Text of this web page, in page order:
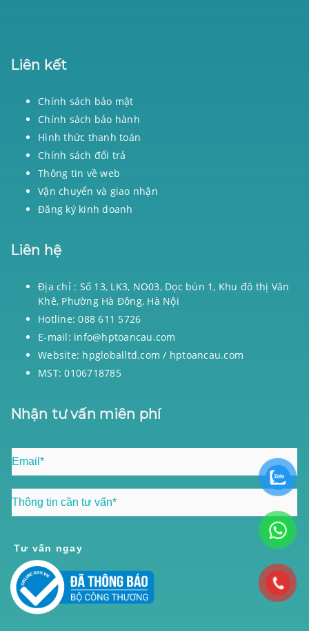
Liên kết
Chính sách bảo mật
Chính sách bảo hành
Hình thức thanh toán
Chính sách đổi trả
Thông tin về web
Vận chuyển và giao nhận
Đăng ký kinh doanh
Liên hệ
Địa chỉ : Số 13, LK3, NO03, Dọc bún 1, Khu đô thị Văn
Khê, Phường Hà Đông, Hà Nội
Hotline: 088 611 5726
E-mail: info@hptoancau.com
Website: hpgloballtd.com / hptoancau.com
MST: 0106718785
Nhận tư vấn miên phí
Tư vấn ngay